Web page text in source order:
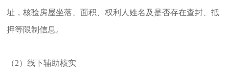
址，核验房屋坐落、面积、权利人姓名及是否存在查封、抵
押等限制信息。
（2）线下辅助核实